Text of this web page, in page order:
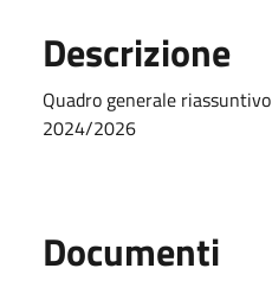
Descrizione
Quadro generale
2024/2026
Documenti